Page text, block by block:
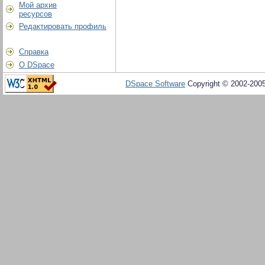
Мой архив
ресурсов
Редактировать профиль
Справка
О DSpace
DSpace Software Copyright © 2002-